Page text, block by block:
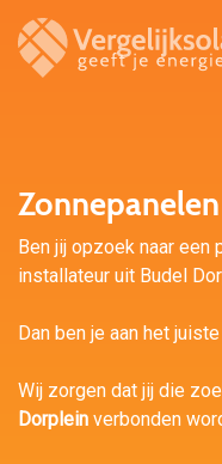
Ben jij opzoek naar
installateur uit Budel
Dan ben je aan het
Wij zorgen dat jij die
Dorplein verbonden